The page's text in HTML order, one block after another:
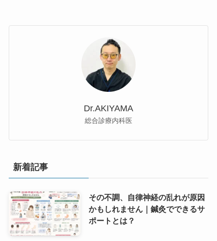
Dr.AKIYAMA
総合診療内科医
新着記事
その不調、自律神経の乱れが原因
かもしれません｜鍼灸でできるサ
ポートとは？